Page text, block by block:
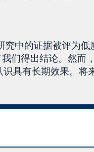
究中的证据被评为
们得出结论。然而
具有长期效果。将